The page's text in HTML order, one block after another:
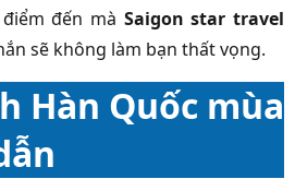
đến mà Saigon star travel
sẽ không làm bạn thất vọng.
Hàn Quốc mùa